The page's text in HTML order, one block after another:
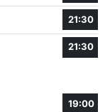
21:30
21:30
19:00